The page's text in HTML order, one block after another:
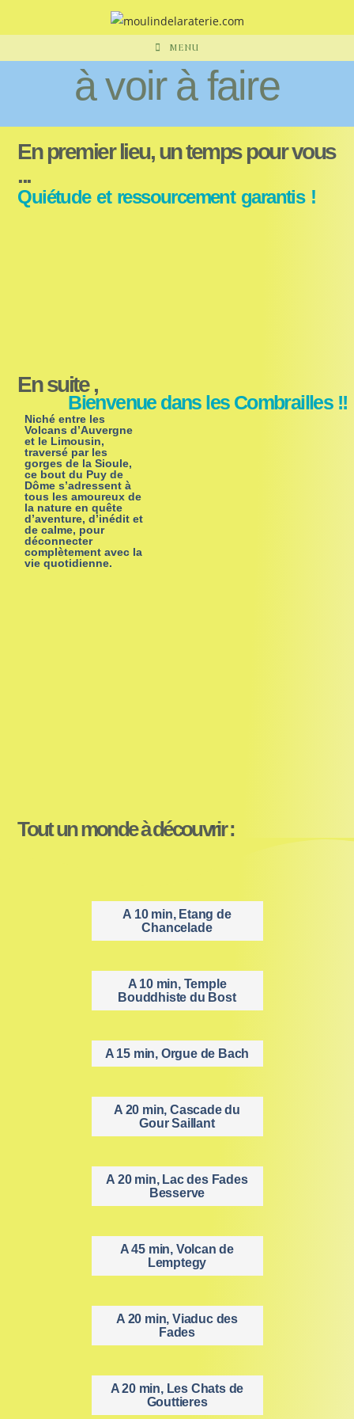
MENU
à voir à faire
En premier lieu, un temps pour vous
...
Quiétude et ressourcement garantis !
En suite ,
Bienvenue dans les Combrailles !!
Niché entre les
Volcans d’Auvergne
et le Limousin,
traversé par les
gorges de la Sioule,
ce bout du Puy de
Dôme s’adressent à
tous les amoureux de
la nature en quête
d’aventure, d’inédit et
de calme, pour
déconnecter
complètement avec la
vie quotidienne.
Tout un monde à découvrir :
A 10 min, Etang de
Chancelade
A 10 min, Temple
Bouddhiste du Bost
A 15 min, Orgue de Bach
A 20 min, Cascade du
Gour Saillant
A 20 min, Lac des Fades
Besserve
A 45 min, Volcan de
Lemptegy
A 20 min, Viaduc des
Fades
A 20 min, Les Chats de
Gouttieres